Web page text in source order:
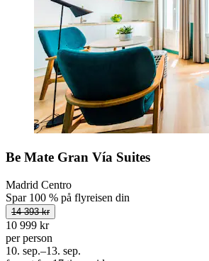
Be Mate Gran Vía Suites
Madrid Centro
Spar 100 % på flyreisen din
14 393 kr
10 999 kr
per person
10. sep.–13. sep.